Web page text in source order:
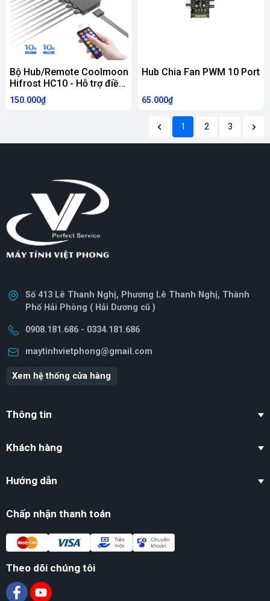
Bộ Hub/Remote Coolmoon
Hifrost HC10 - Hỗ trợ điều
tốc và đồng bộ main
150.000₫
Hub Chia Fan PWM 10 Port
65.000₫
1 2 3
Số 413 Lê Thanh Nghị, Phương Lê Thanh Nghị, Thành
Phố Hải Phòng ( Hải Dương cũ )
0908.181.686 - 0334.181.686
maytinhvietphong@gmail.com
Xem hệ thống cửa hàng
Thông tin
Khách hàng
Hướng dẫn
Chấp nhận thanh toán
Theo dõi chúng tôi